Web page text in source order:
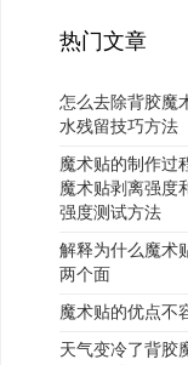
热门文章
怎么去除背胶魔
水残留技巧方法
魔术贴的制作过
魔术贴剥离强度
强度测试方法
解释为什么魔术
两个面
魔术贴的优点不
天气变冷了背胶